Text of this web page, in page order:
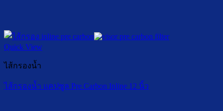
Quick View
ไส้กรองน้ำ
ไส้กรองน้ำ แคปซูล Pre Carbon Inline 12 นิ้ว